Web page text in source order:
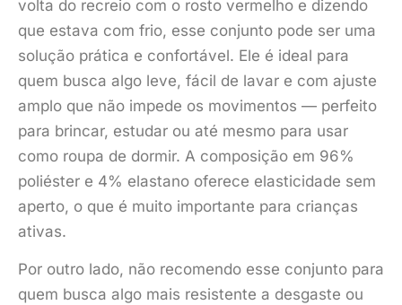
volta do recreio com o rosto vermelho e dizendo
que estava com frio, esse conjunto pode ser uma
solução prática e confortável. Ele é ideal para
quem busca algo leve, fácil de lavar e com ajuste
amplo que não impede os movimentos — perfeito
para brincar, estudar ou até mesmo para usar
como roupa de dormir. A composição em 96%
poliéster e 4% elastano oferece elasticidade sem
aperto, o que é muito importante para crianças
ativas.
Por outro lado, não recomendo esse conjunto para
quem busca algo mais resistente a desgaste ou